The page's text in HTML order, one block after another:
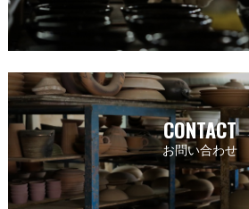
CONTACT
お問い合わせ